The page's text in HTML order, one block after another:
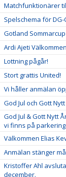
Matchfunktionärer
Spelschema för DG-
Gotland
Ardi Ajeti
Lottning pågår!
Stort grattis United!
Vi håller anmälan
God Jul och Gott
God Jul & Gott Nytt
vi finns på
Välkommen Elias
Anmälan stänger
Kristoffer Ahl
december.